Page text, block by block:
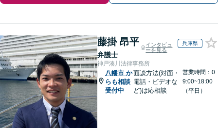
藤掛 昂平
弁護士
インタビュ
ーを見る
兵庫県
神戸湊川法律事務所
八幡市 か
らも相談
受付中
面談方法(対面・
電話・ビデオな
ど)は応相談
営業時間：0
9:00~18:00
（平日）